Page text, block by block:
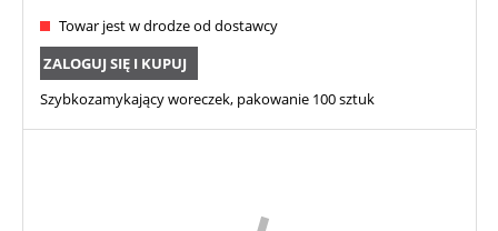
Towar jest w drodze od dostawcy
ZALOGUJ SIĘ I KUPUJ
Szybkozamykający woreczek, pakowanie 100 sztuk